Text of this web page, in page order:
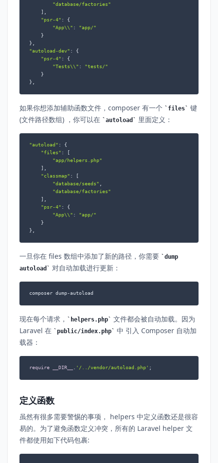
"database/factories"
    ],
"psr-4" : {
"App\\" :
"app/"
    }
"autoload-dev" : {
"psr-4" : {
"Tests\\" :
"tests/"
    }
},
如果你想添加辅助函数文件，composer 有一个 files
键
(文件路径数组) ，你可以在
autoload 里面定义：
"autoload" : {
"files" : [
"app/helpers.php"
    ],
"classmap" : [
"database/seeds" ,
"database/factories"
    ],
"psr-4" : {
"App\\" :
"app/"
    }
},
一旦你在 files 数组中添加了新的路径，你需要
dump
autoload
对自动加载进行更新：
composer dump-autoload
现在每个请求， helpers.php
文件都会被自动加载。因为
Laravel 在
public/index.php
中 引入 Composer 自动加
载器：
require __DIR__ . '/../vendor/autoload.php' ;
定义函数
虽然有很多需要警惕的事项， helpers 中定义函数还是很容
易的。为了避免函数定义冲突，所有的 Laravel helper 文
件都使用如下代码包裹: